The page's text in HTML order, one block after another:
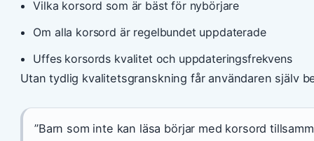
Vilka korsord som är bäst för nybörjare
Om alla korsord är regelbundet uppdaterade
Uffes korsords kvalitet och uppdateringsfrekvens
Utan tydlig kvalitetsgranskning får användaren själv
”Barn som inte kan läsa börjar med korsord